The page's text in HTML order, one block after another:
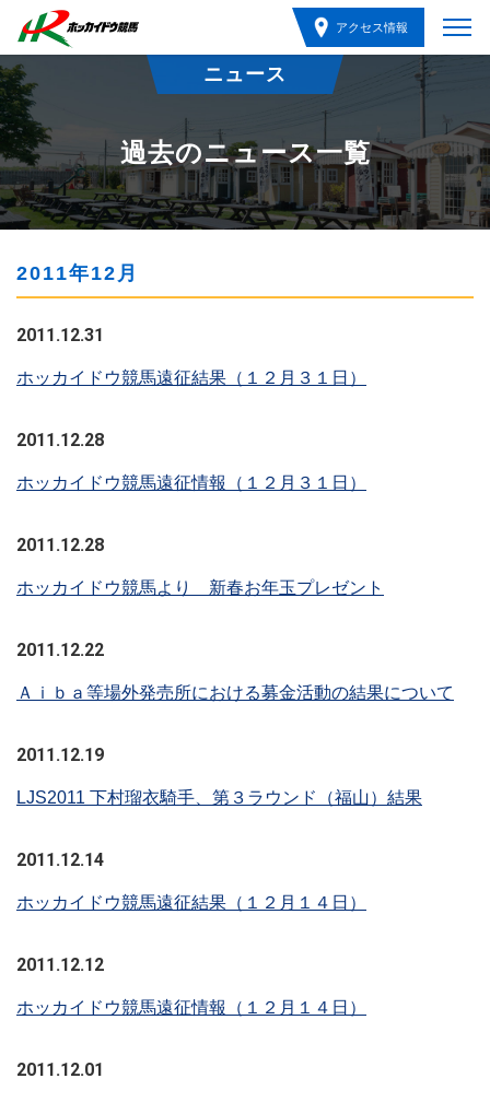
アクセス情報
ニュース
過去のニュース一覧
2011年12月
2011.12.31
ホッカイドウ競馬遠征結果（１２月３１日）
2011.12.28
ホッカイドウ競馬遠征情報（１２月３１日）
2011.12.28
ホッカイドウ競馬より 新春お年玉プレゼント
2011.12.22
Ａｉｂａ等場外発売所における募金活動の結果について
2011.12.19
LJS2011 下村瑠衣騎手、第３ラウンド（福山）結果
2011.12.14
ホッカイドウ競馬遠征結果（１２月１４日）
2011.12.12
ホッカイドウ競馬遠征情報（１２月１４日）
2011.12.01